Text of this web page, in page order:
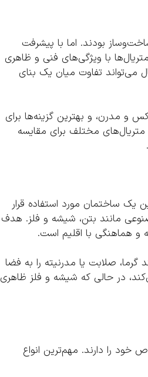
بودند. اما با پیشرفت
با ویژگی‌های فنی و ظاهری
می‌تواند تفاوت میان یک بنای
و مدرن، و بهترین گزینه‌ها برای
مختلف برای مقایسه
یک ساختمان مورد استفاده قرار
مانند بتن، شیشه و فلز. هدف
و هماهنگی با اقلیم است.
صلابت یا مدرنیته را به فضا
در حالی که شیشه و فلز ظاهری
را دارند. مهم‌ترین انواع